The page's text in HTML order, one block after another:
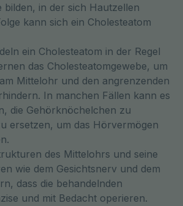
bilden, in der sich Hautzellen
kann sich ein Cholesteatom
ein Cholesteatom in der Regel
das Cholesteatomgewebe, um
Mittelohr und den angrenzenden
In manchen Fällen kann es
die Gehörknöchelchen zu
ersetzen, um das Hörvermögen
des Mittelohrs und seine
wie dem Gesichtsnerv und dem
dass die behandelnden
und mit Bedacht operieren.